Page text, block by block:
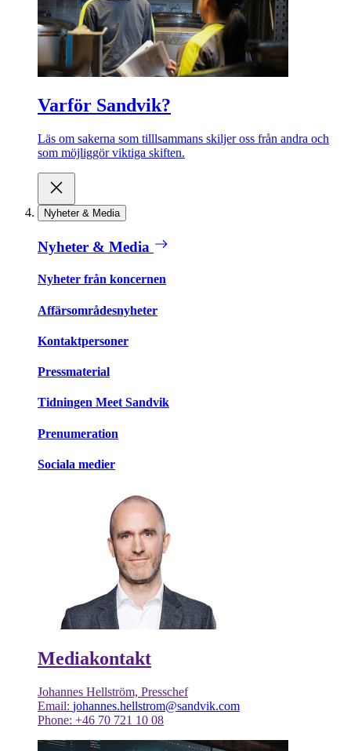
Varför Sandvik?
Läs om sakerna som tilllsammans skiljer oss från andra och
som möjliggör viktiga skiften.
Nyheter & Media
Nyheter & Media
Nyheter från koncernen
Affärsområdesnyheter
Kontaktpersoner
Pressmaterial
Tidningen Meet Sandvik
Prenumeration
Sociala medier
Mediakontakt
Johannes Hellström, Presschef
Email: johannes.hellstrom@sandvik.com
Phone: +46 70 721 10 08